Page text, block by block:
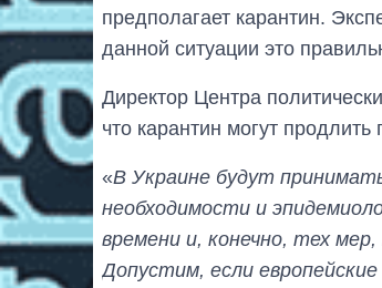
предполагает карантин.
данной ситуации это
Директор Центра
что карантин могут
«В Украине будут
необходимости и
времени и, конечно, тех
Допустим, если